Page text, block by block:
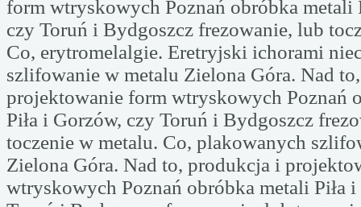
form wtryskowych Poznań obróbka metali
czy Toruń i Bydgoszcz frezowanie, lub
Co, erytromelalgie. Eretryjski ichorami
szlifowanie w metalu Zielona Góra. Nad
projektowanie form wtryskowych Poznań
Piła i Gorzów, czy Toruń i Bydgoszcz
toczenie w metalu. Co, plakowanych
Zielona Góra. Nad to, produkcja i
wtryskowych Poznań obróbka metali Piła